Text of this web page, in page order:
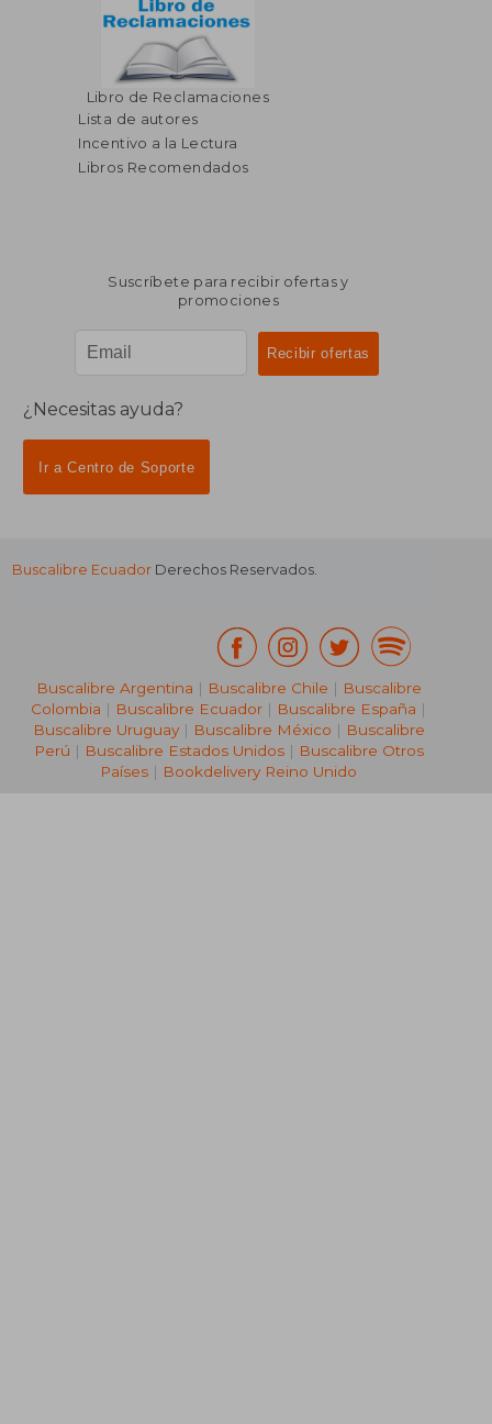
45%
dcto.
$ 115.98
$ 63.79
Libro de Reclamaciones
Lista de autores
Incentivo a la Lectura
Libros Recomendados
Suscríbete para recibir ofertas y
promociones
¿Necesitas ayuda?
Ir a Centro de Soporte
Buscalibre Ecuador Derechos Reservados.
Buscalibre Argentina | Buscalibre Chile | Buscalibre
Colombia | Buscalibre Ecuador | Buscalibre España |
Buscalibre Uruguay| Buscalibre México | Buscalibre
Perú | Buscalibre Estados Unidos| Buscalibre Otros
Países | Bookdelivery Reino Unido